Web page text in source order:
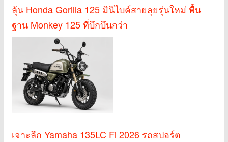
ลุ้น Honda Gorilla 125 มินิไบค์สายลุยรุ่นใหม่ พื้น
ฐาน Monkey 125 ที่บึกบึนกว่า
เจาะลึก Yamaha 135LC Fi 2026 รถสปอร์ต